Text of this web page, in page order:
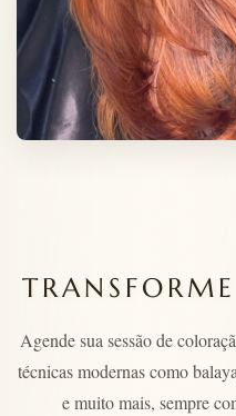
Agende sua sessão de
técnicas modernas como
e muito mais, sempre